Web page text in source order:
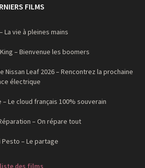
FILMS
La vie à pleines mains
– Bienvenue les boomers
Nissan Leaf 2026 – Rencontrez la prochaine
électrique
– Le cloud français 100% souverain
– On répare tout
Pesto – Le partage
des films